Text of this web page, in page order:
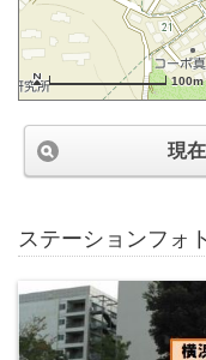
100m
現
ステーションフォ